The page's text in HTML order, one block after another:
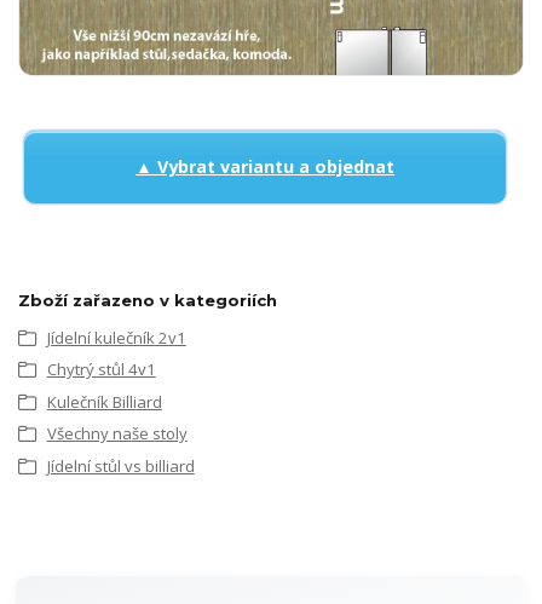
▲ Vybrat variantu a objednat
Zboží zařazeno v kategoriích
Jídelní kulečník 2v1
Chytrý stůl 4v1
Kulečník Billiard
Všechny naše stoly
Jídelní stůl vs billiard